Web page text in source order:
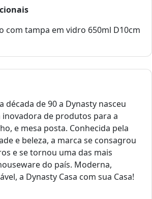
com tampa em vidro 650ml D10cm
década de 90 a Dynasty nasceu
de produtos para a
e mesa posta. Conhecida pela
e beleza, a marca se consagrou
e se tornou uma das mais
do país. Moderna,
a Dynasty Casa com sua Casa!